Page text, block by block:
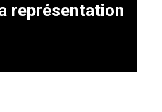
représentation